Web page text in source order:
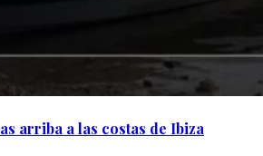
arriba a las costas de Ibiza